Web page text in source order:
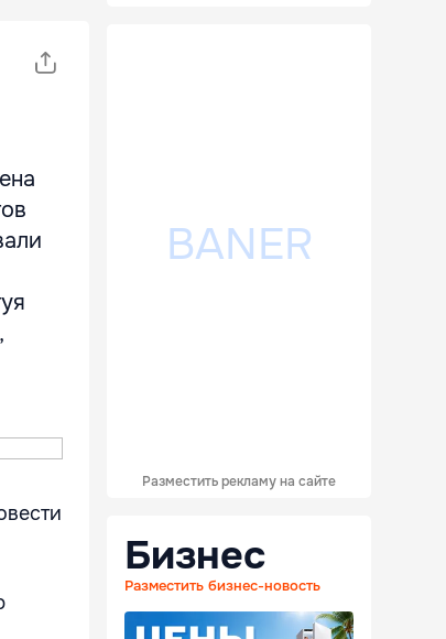
Разместить рекламу на сайте
Бизнес
Разместить бизнес-новость